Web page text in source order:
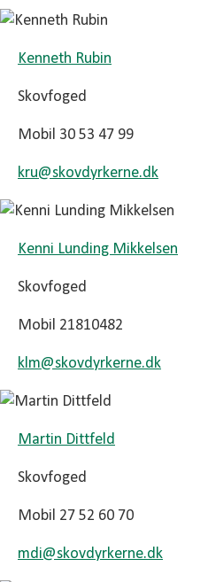
Kenneth Rubin
Skovfoged
Mobil 30 53 47 99
kru@skovdyrkerne.dk
Kenni Lunding Mikkelsen
Skovfoged
Mobil 21810482
klm@skovdyrkerne.dk
Martin Dittfeld
Skovfoged
Mobil 27 52 60 70
mdi@skovdyrkerne.dk